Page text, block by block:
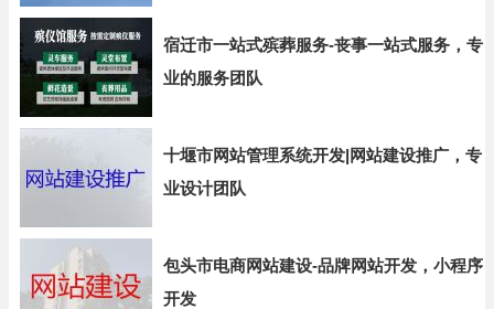
宿迁市一站式殡葬服务-丧事一站式服务，专
业的服务团队
十堰市网站管理系统开发|网站建设推广，专
业设计团队
包头市电商网站建设-品牌网站开发，小程序
开发